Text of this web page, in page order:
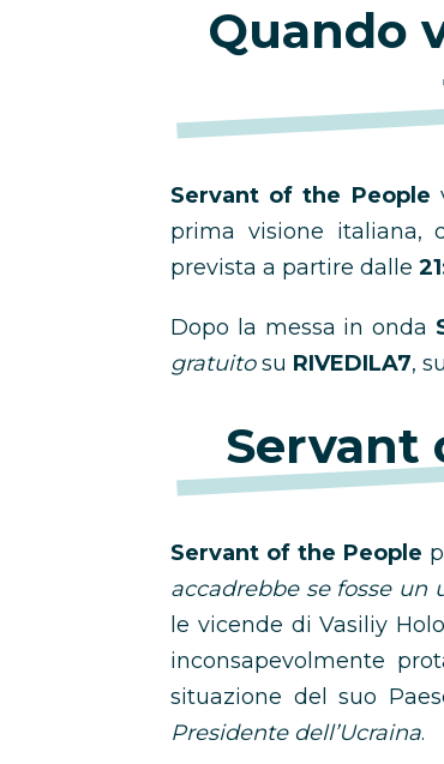
Quando
Servant of the People
prima visione italiana,
prevista a partire dalle
Dopo la messa in onda
gratuitosu RIVEDILA7,
Servant
Servant of the People
accadrebbe se fosse un
le vicende di Vasiliy
inconsapevolmente
situazione del suo
Presidente dell’Ucraina.